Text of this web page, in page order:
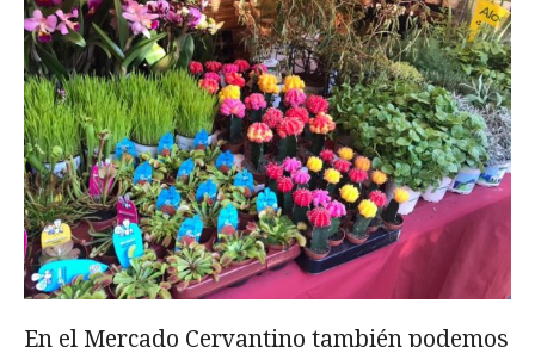
En el Mercado Cervantino también podemos